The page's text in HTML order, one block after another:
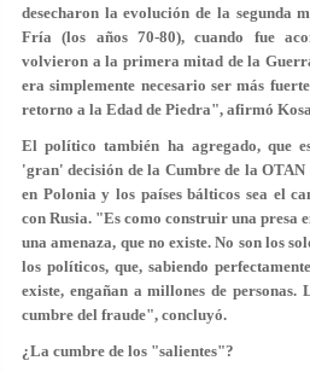
desecharon la evolución de la segunda
Fría (los años 70-80), cuando fue
volvieron a la primera mitad de la
era simplemente necesario ser más
retorno a la Edad de Piedra", afirmó
El político también ha agregado, que
'gran' decisión de la Cumbre de la
en Polonia y los países bálticos sea el
con Rusia. "Es como construir una presa
una amenaza, que no existe. No son los
los políticos, que, sabiendo
existe, engañan a millones de personas.
cumbre del fraude", concluyó.
¿La cumbre de los "salientes"?